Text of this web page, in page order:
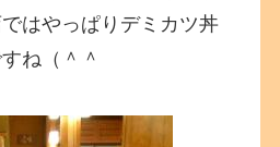
はやっぱりデミカツ丼
ね（＾＾